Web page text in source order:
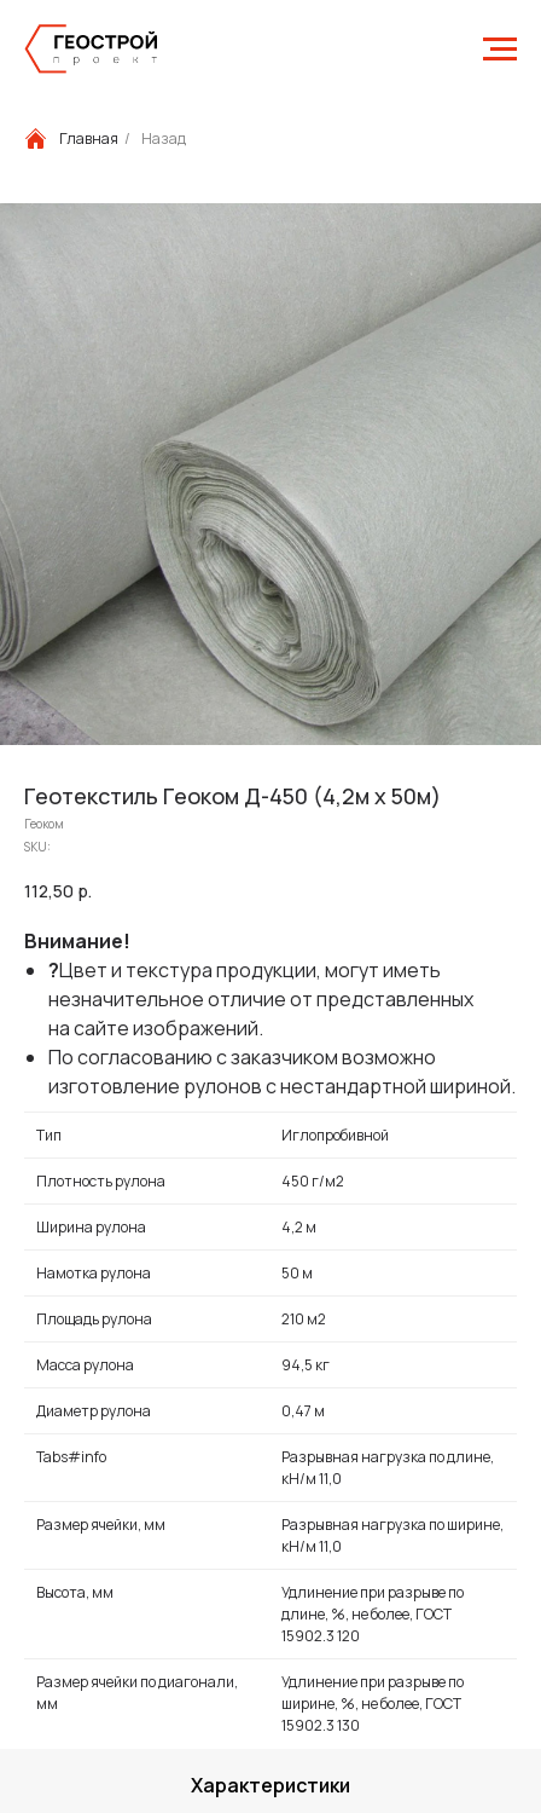
Главная / Назад
Геотекстиль Геоком Д-450 (4,2м х 50м)
Геоком
SKU:
112,50 р.
Внимание!
?Цвет и текстура продукции, могут иметь
незначительное отличие от представленных
на сайте изображений.
По согласованию с заказчиком возможно
изготовление рулонов с нестандартной шириной.
Тип Иглопробивной
Плотность рулона 450 г/м2
Ширина рулона 4,2 м
Намотка рулона 50 м
Площадь рулона 210 м2
Масса рулона 94,5 кг
Диаметр рулона 0,47 м
Tabs#info
Разрывная нагрузка по длине,
кН/м 11,0
Размер ячейки, мм
Разрывная нагрузка по ширине,
кН/м 11,0
Высота, мм
Удлинение при разрыве по
длине, %, не более, ГОСТ
15902.3 120
Размер ячейки по диагонали,
мм
Удлинение при разрыве по
ширине, %, не более, ГОСТ
15902.3 130
Характеристики